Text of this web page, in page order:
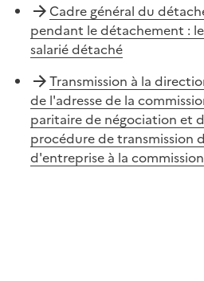
Cadre général du
pendant le détachement :
salarié détaché
Transmission à la
de l'adresse de la
paritaire de négociation et
procédure de transmission
d'entreprise à la commission